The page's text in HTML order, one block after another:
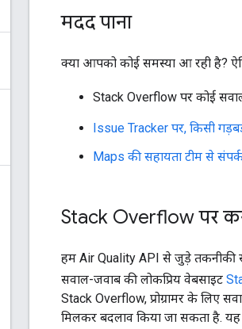
मदद पाना
क्या आपको कोई समस्या आ रही है?
Stack Overflow पर कोई
Issue Tracker पर, किसी
Maps की सहायता टीम से
Stack Overflow पर
हम Air Quality API से जुड़े तकनीकी
सवाल-जवाब की लोकप्रिय वेबसाइट
Stack Overflow, प्रोग्रामर के लिए
मिलकर बदलाव किया जा सकता है.